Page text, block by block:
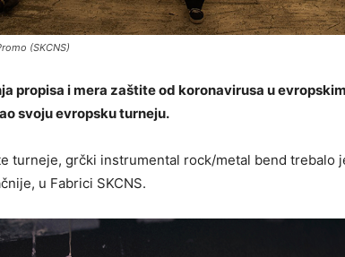
(SKCNS)
propisa i mera zaštite od koronavirusa u
svoju evropsku turneju.
turneje, grčki instrumental rock/metal bend trebalo
u Fabrici SKCNS.